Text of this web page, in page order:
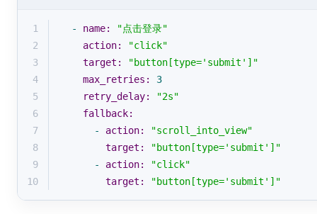
1 - name:
"点击登录"
2
action:
"click"
3
target:
"button[type='submit']"
4
max_retries:
3
5
retry_delay:
"2s"
6
fallback:
7
- action:
"scroll_into_view"
8
target:
"button[type='submit']"
9
- action:
"click"
10
target: "button[type='submit']"